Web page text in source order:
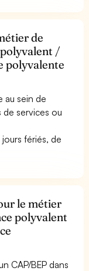
de
/
polyvalente
au sein de
services ou
fériés, de
le métier
polyvalent
CAP/BEP dans